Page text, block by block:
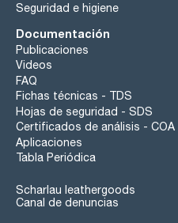
Seguridad e higiene
Documentación
Publicaciones
Videos
FAQ
Fichas técnicas - TDS
Hojas de seguridad - SDS
Certificados de análisis - COA
Aplicaciones
Tabla Periódica
Scharlau leathergoods
Canal de denuncias